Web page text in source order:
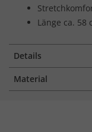
Länge ca. 58
Details
Material